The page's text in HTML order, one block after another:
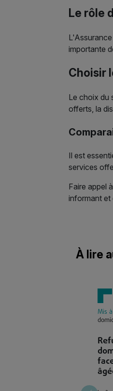
Le rôle
importante
Choisir
Le choix du
offerts, la
Il est
services
Faire appel
informant et
À lire
Mis